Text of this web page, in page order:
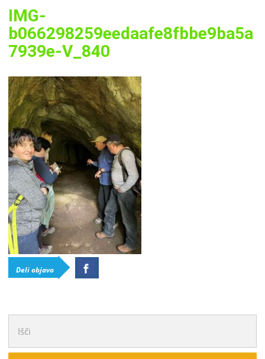
IMG-
b066298259eedaafe8fbbe9ba5a
7939e-V_840
Deli objavo